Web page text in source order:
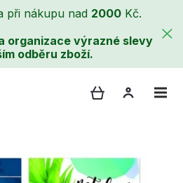
při nákupu nad 2000 Kč.
organizace výrazné slevy
odběru zboží.